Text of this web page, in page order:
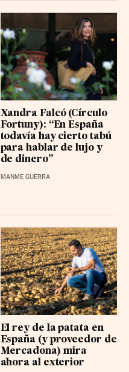
Xandra Falcó (Círculo
Fortuny): “En España
todavía hay cierto tabú
para hablar de lujo y
de dinero”
MANME GUERRA
El rey de la patata en
España (y proveedor de
Mercadona) mira
ahora al exterior